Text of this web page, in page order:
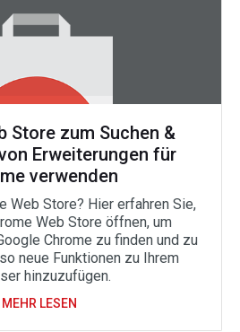
Store zum Suchen &
Erweiterungen für
verwenden
Web Store? Hier erfahren Sie,
Web Store öffnen, um
Chrome zu finden und zu
neue Funktionen zu Ihrem
hinzuzufügen.
MEHR LESEN